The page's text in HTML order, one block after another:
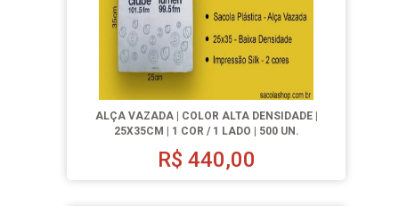
ALÇA VAZADA | COLOR ALTA DENSIDADE |
25X35CM | 1 COR / 1 LADO | 500 UN.
R$ 440,00